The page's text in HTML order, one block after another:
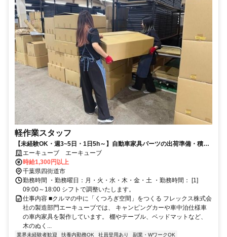
軽作業スタッフ
【未経験OK・週3~5日・1日5h～】自動車家具パーツの出荷準備・積み
込み等の軽作業／正社員登用も◎
エーキューブ エーキューブ
時給1,300円以上
千葉県四街道市
勤務時間 ・勤務曜日：月・火・水・木・金・土 ・勤務時間： [1]
09:00～18:00 シフトで調整いたします。
仕事内容 ■クルマの中に「くつろぎ空間」をつくる フレックス株式会
社の製造部門エーキューブでは、 キャンピングカーや車中泊仕様車
の車内家具を製作しています。 棚やテーブル、ベッドマットなど、
木のぬく...
業界未経験者歓迎 扶養内勤務OK 社員登用あり 副業・WワークOK